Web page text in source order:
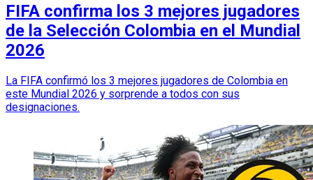
FIFA confirma los 3 mejores jugadores
de la Selección Colombia en el Mundial
2026
La FIFA confirmó los 3 mejores jugadores de Colombia en
este Mundial 2026 y sorprende a todos con sus
designaciones.